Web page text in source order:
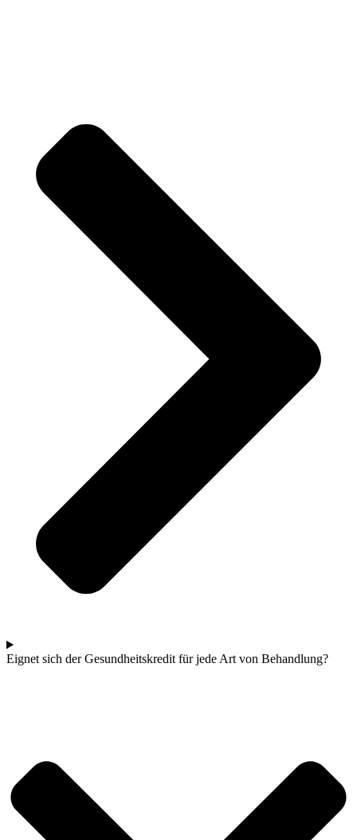
Eignet sich der Gesundheitskredit für jede Art von Behandlung?